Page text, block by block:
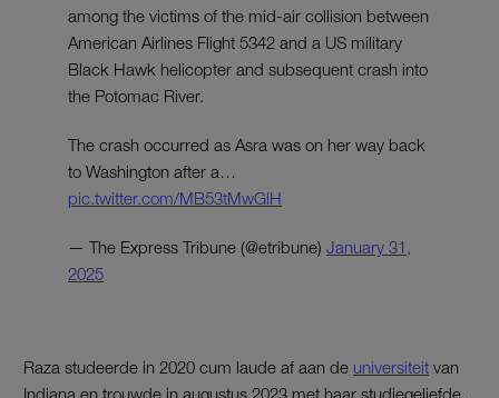
among the victims of the mid-air collision between
American Airlines Flight 5342 and a US military
Black Hawk helicopter and subsequent crash into
the Potomac River.
The crash occurred as Asra was on her way back
to Washington after a…
pic.twitter.com/MB53tMwGlH
— The Express Tribune (@etribune) January 31,
2025
Raza studeerde in 2020 cum laude af aan de universiteit van
Indiana en trouwde in augustus 2023 met haar studiegeliefde.